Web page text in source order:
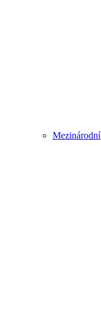
Mezinárodní